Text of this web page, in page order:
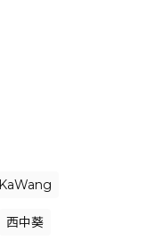
KaWang
西中葵